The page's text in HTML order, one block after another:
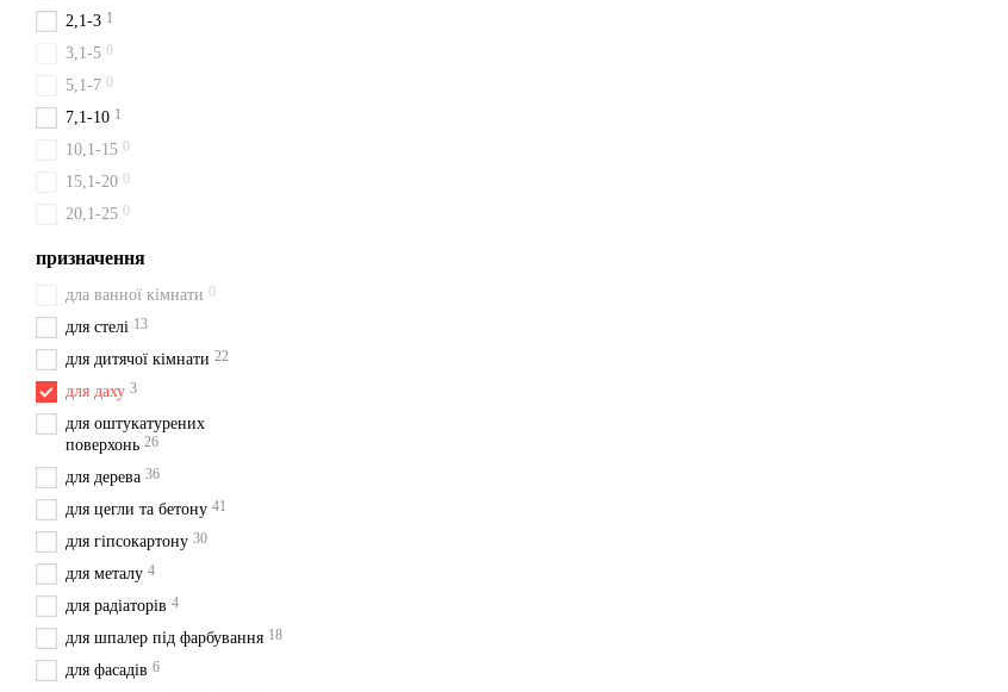
2,1-3 1
3,1-5 0
5,1-7 0
7,1-10 1
10,1-15 0
15,1-20 0
20,1-25 0
призначення
дла ванної кімнати 0
для стелі 13
для дитячої кімнати 22
для даху 3
для оштукатурених
поверхонь 26
для дерева 36
для цегли та бетону 41
для гіпсокартону 30
для металу 4
для радіаторів 4
для шпалер під фарбування 18
для фасадів 6